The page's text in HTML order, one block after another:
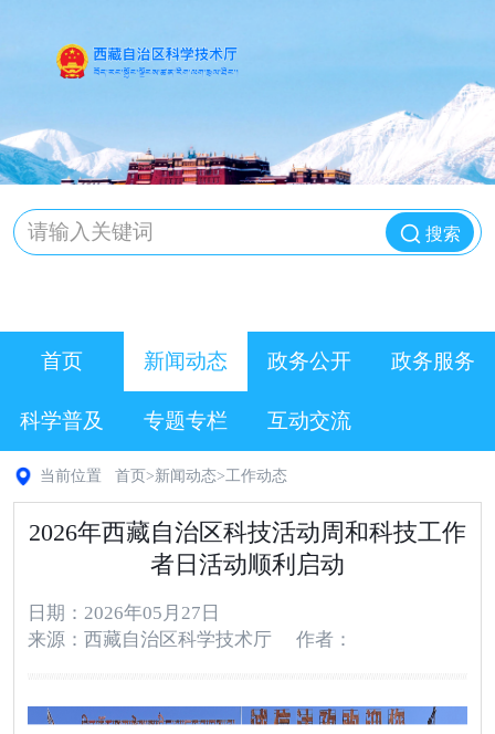
搜索
首页 新闻动态 政务公开 政务服务
科学普及 专题专栏 互动交流
当前位置 首页 >新闻动态> 工作动态
2026年西藏自治区科技活动周和科技工作
者日活动顺利启动
日期：2026年05月27日
来源：西藏自治区科学技术厅
作者：